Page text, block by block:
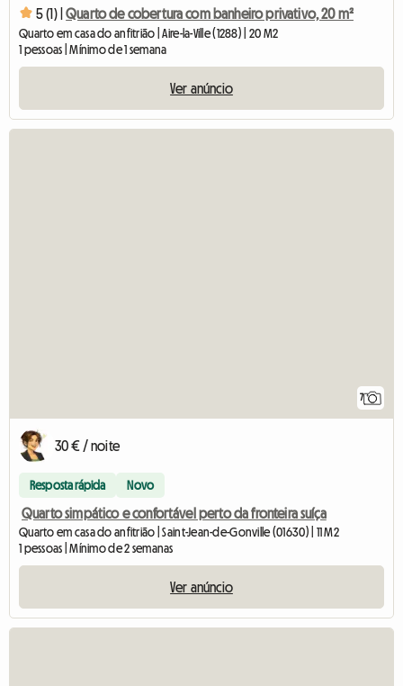
5 (1) | Quarto de cobertura com banheiro privativo, 20 m²
Quarto em casa do anfitrião | Aire-la-Ville (1288) | 20 M2
1 pessoas | Mínimo de 1 semana
Ver anúncio
7
30 € / noite
Resposta rápida Novo
Quarto simpático e confortável perto da fronteira suíça
Quarto em casa do anfitrião | Saint-Jean-de-Gonville (01630) | 11 M2
1 pessoas | Mínimo de 2 semanas
Ver anúncio